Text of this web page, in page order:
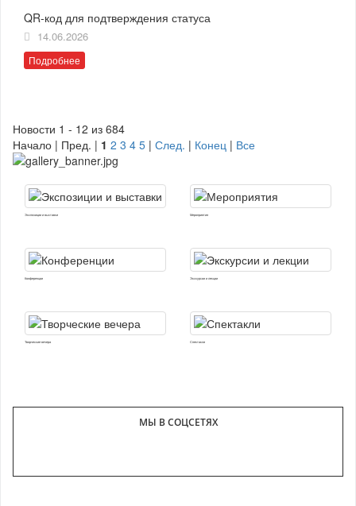
QR-код для подтверждения статуса
14.06.2026
Подробнее
Новости 1 - 12 из 684
Начало | Пред. | 1 2 3 4 5 | След. | Конец | Все
Экспозиции и выставки Мероприятия
Конференции Экскурсии и лекции
Творческие вечера Спектакли
МЫ В СОЦСЕТЯХ